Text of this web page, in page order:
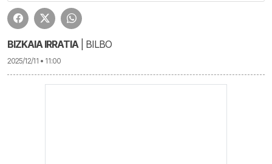
BIZKAIA IRRATIA| BILBO
2025/12/11 • 11:00